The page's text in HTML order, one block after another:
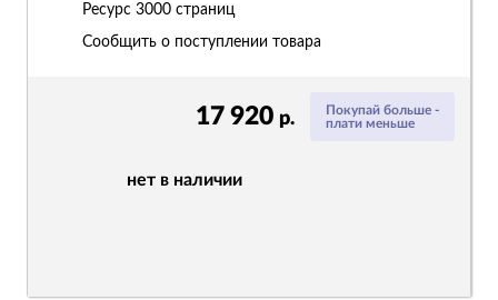
Покупай больше -
плати меньше
17 920 р.
нет в наличии
Ресурс 3000 страниц
Сообщить о поступлении товара